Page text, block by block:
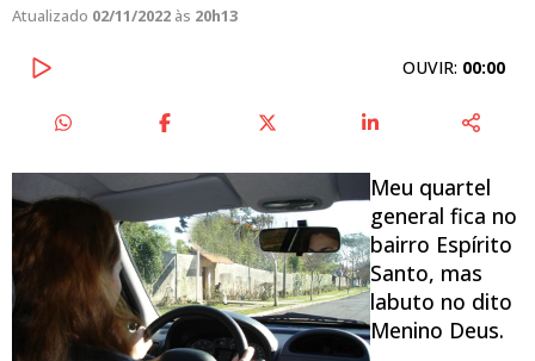
Atualizado 02/11/2022 às 20h13
OUVIR: 00:00
Meu quartel
general fica no
bairro Espírito
Santo, mas
labuto no dito
Menino Deus.